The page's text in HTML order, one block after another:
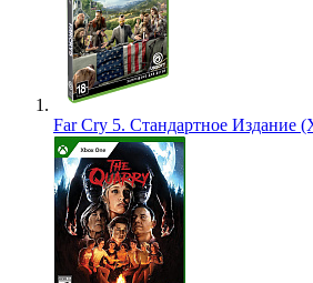
Far Cry 5. Стандартное Издание